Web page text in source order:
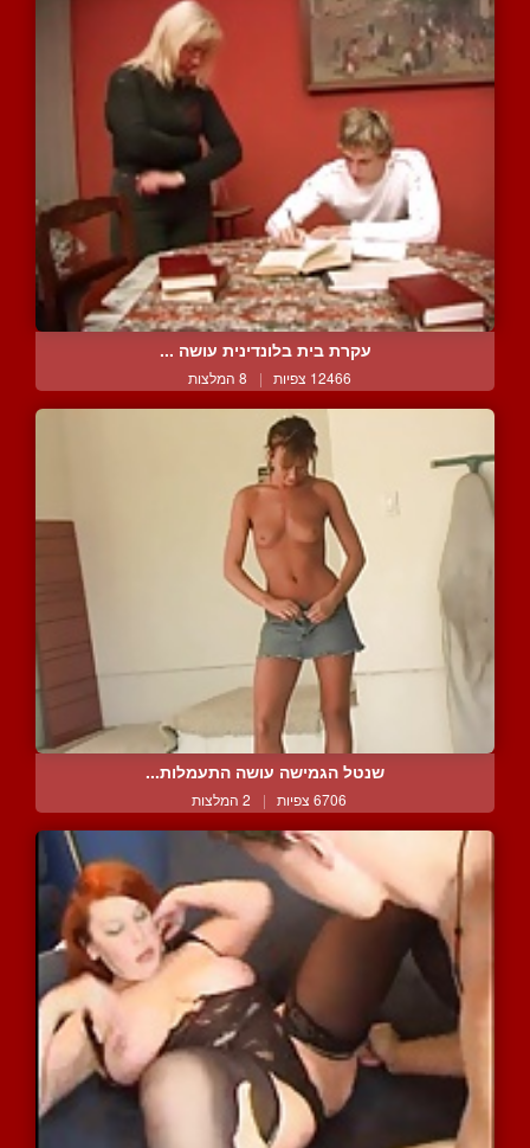
עקרת בית בלונדינית עושה ...
12466 צפיות | 8 המלצות
שנטל הגמישה עושה התעמלות...
6706 צפיות | 2 המלצות